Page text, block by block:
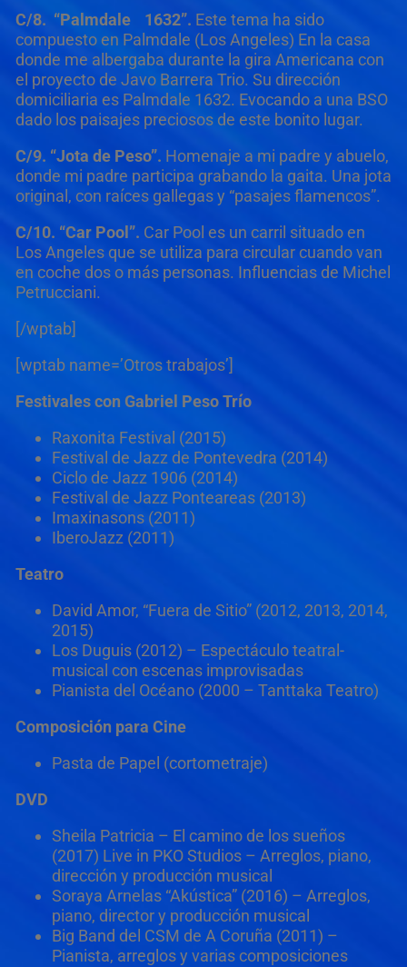
C/8. “Palmdale
1632”. Este tema ha sido
compuesto en Palmdale (Los Angeles) En la casa
donde me albergaba durante la gira Americana con
el proyecto de Javo Barrera Trio. Su dirección
domiciliaria es Palmdale 1632. Evocando a una BSO
dado los paisajes preciosos de este bonito lugar.
C/9. “Jota de Peso”. Homenaje a mi padre y abuelo,
donde mi padre participa grabando la gaita. Una jota
original, con raíces gallegas y “pasajes flamencos”.
C/10. “Car Pool”. Car Pool es un carril situado en
Los Angeles que se utiliza para circular cuando van
en coche dos o más personas. Influencias de Michel
Petrucciani.
[/wptab]
[wptab name=’Otros trabajos’]
Festivales con Gabriel Peso Trío
Raxonita Festival (2015)
Festival de Jazz de Pontevedra (2014)
Ciclo de Jazz 1906 (2014)
Festival de Jazz Ponteareas (2013)
Imaxinasons (2011)
IberoJazz (2011)
Teatro
David Amor, “Fuera de Sitio” (2012, 2013, 2014,
2015)
Los Duguis (2012) – Espectáculo teatral-
musical con escenas improvisadas
Pianista del Océano (2000 – Tanttaka Teatro)
Composición para Cine
Pasta de Papel (cortometraje)
DVD
Sheila Patricia – El camino de los sueños
(2017) Live in PKO Studios – Arreglos, piano,
dirección y producción musical
Soraya Arnelas “Akústica” (2016) – Arreglos,
piano, director y producción musical
Big Band del CSM de A Coruña (2011) –
Pianista, arreglos y varias composiciones